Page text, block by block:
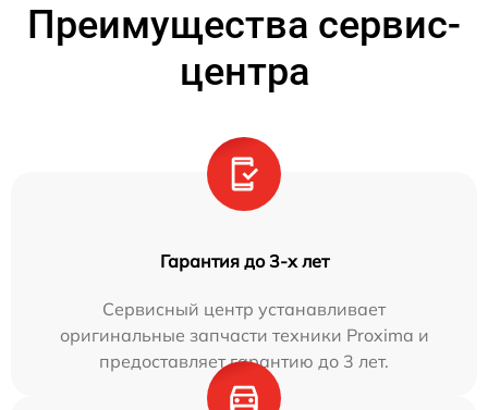
Преимущества сервис-
центра
Гарантия до 3-х лет
Сервисный центр устанавливает
оригинальные запчасти техники Proxima и
предоставляет гарантию до 3 лет.